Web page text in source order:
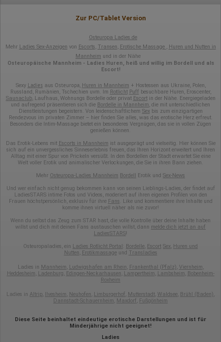
Zur PC/Tablet Version
Osteuropa Ladies.de
Mehr Ladies Sex-Anzeigen von Escorts, Transen, Erotische Massage , Huren und Nutten in
Mannheim und in der Nähe
Osteuropäische Mannheim - Ladies Huren, heiß und willig im Bordell und als
Escort!
Sexy Ladies aus Osteuropa, Huren in Mannheim + Hostessen aus Ukraine, Polen,
Russland, Rumänien, Tschechien uvm. Im Rotlicht Puff besuchbare Huren, Eroscenter,
Saunaclub, Laufhaus, Wohnungs Bordelle oder privat Escortin der Nähe. Energiegeladen
und aufregend präsentieren sich die Bordelle in Mannheim, die mit unterschiedlichen
Dienstleistungen begeistern. Von leidenschaftlichem Sexbis zum einzigartigen
Rendezvous im privaten Zimmer – hier finden Sie alles, was das erotische Herz erfreut.
Besonders die Intim-Massage bietet ein besonderes Vergnügen, das sie in vollen Zügen
genießen können.
Das Erotik-Lebens mit Escorts in Mannheim ist ausgeprägt und vielseitig. Hier können Sie
sich auf ein unvergessliches Sinneserlebnis freuen, das Ihren Horizont erweitert und Ihren
Alltag mit einer Spur von Prickeln versüßt. In den Bordellen der Stadt erwartet Sie eine
Welt voller Erotik und animalischer Verlockungen, die Sie in ihren Bann ziehen.
Mehr Osteuropa-Ladies Mannheim Bordell Erotik und Sex-News
Und wer einfach nicht genug bekommen kann von seinen Lieblings-Ladies, der findet auf
LadiesSTARS intime Fotos und Videos, moderiert auf ihren eigenen Profilen von den
Frauen höchstpersönlich, exklusiv für ihre Fans. Like und kommentiere ihre Inhalte und
komme ihnen virtuell näher als nie zuvor!
Wenn du selbst das Zeug zum STAR hast, die volle Kontrolle über deine Inhalte haben
willst und dich mit deinen Fans austauschen willst, dann melde dich jetzt an auf
LadiesSTARS!
Osteuropaladies, ein Ladies Rotlicht Portal Bordelle, Escort Sex, Huren und
Nutten, Erotikmassageund Transladies
Ladies in Mannheim, Ludwigshafen am Rhein, Frankenthal (Pfalz), Viernheim,
Heddesheim, Ladenburg, Edingen-Neckarhausen, Lampertheim, Lambsheim, Bobenheim-
Roxheim
Ladies in Altrip, Ilvesheim, Neuhofen, Limburgerhof, Mutterstadt, Waldsee, Brühl (Baden),
Dannstadt-Schauernheim, Maxdorf, Fußgönheim
Diese Seite beinhaltet eindeutige erotische Darstellungen und ist für
Minderjährige nicht geeignet!
Ladies